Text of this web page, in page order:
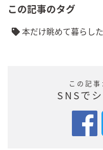
この記事のタグ
本だけ眺めて暮らし
この記
SNSで